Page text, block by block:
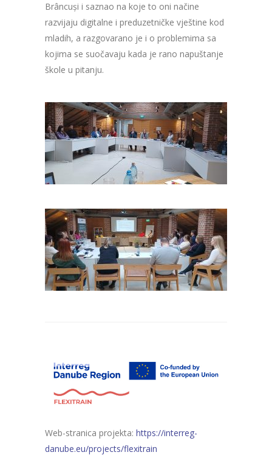
Brâncuși i saznao na koje to oni načine
razvijaju digitalne i preduzetničke vještine kod
mladih, a razgovarano je i o problemima sa
kojima se suočavaju kada je rano napuštanje
škole u pitanju.
Web-stranica projekta: https://interreg-
danube.eu/projects/flexitrain